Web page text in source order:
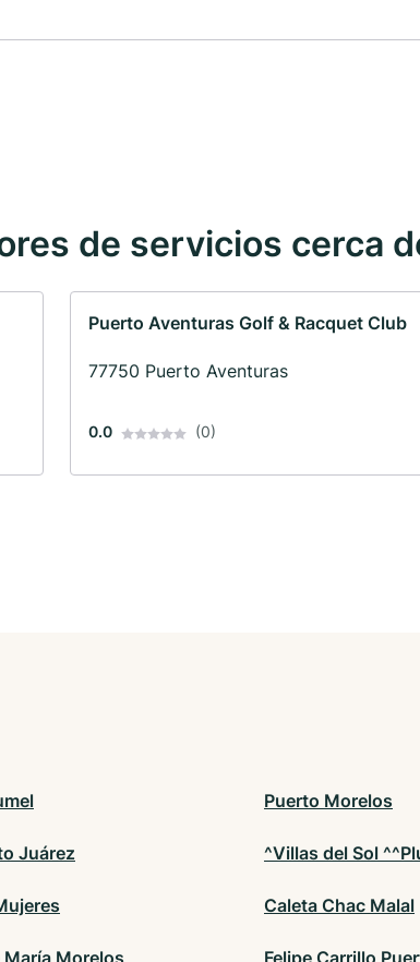
de servicios cerca
Puerto Aventuras Golf & Racquet Club
77750 Puerto Aventuras
0.0 (0)
Puerto Morelos
Juárez ^Villas del Sol
Caleta Chac Malal